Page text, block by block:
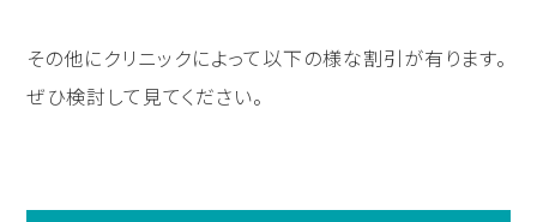
その他にクリニックによって以下の様な割引が有ります。
ぜひ検討して見てください。